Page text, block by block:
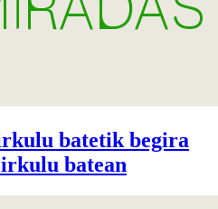
batetik begira
batean